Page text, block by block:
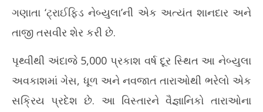
નાસાએ બ્રહ્માંડની અદભૂત તસ્વીર જાહેર કરી, વૈજ્ઞાનિક સંશોધનો માટે
પણ ખૂબ જ કિંમતી
April
2026
ગણાતા ‘ટ્રાઈફિડ નેબ્યુલા’ની એક અત્યંત શાનદાર અને
તાજી તસવીર શેર કરી છે.
પૃથ્વીથી અંદાજે 5,000 પ્રકાશ વર્ષ દૂર સ્થિત આ નેબ્યુલા
અવકાશમાં ગેસ, ધૂળ અને નવજાત તારાઓથી ભરેલો એક
સક્રિય પ્રદેશ છે. આ વિસ્તારને વૈજ્ઞાનિકો તારાઓના